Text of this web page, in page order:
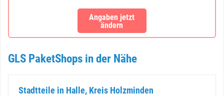
Angaben jetzt
ändern
GLS PaketShops in der Nähe
Stadtteile in Halle, Kreis Holzminden